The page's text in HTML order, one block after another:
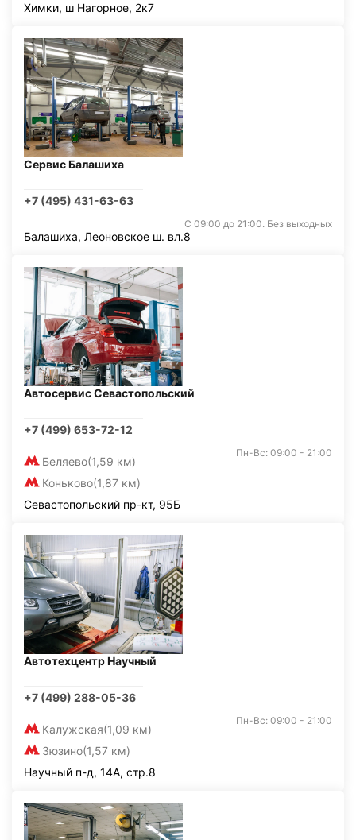
Химки, ш Нагорное, 2к7
Сервис Балашиха
+7 (495) 431-63-63
С 09:00 до 21:00. Без выходных
Балашиха, Леоновское ш. вл.8
Автосервис Севастопольский
+7 (499) 653-72-12
Беляево(1,59 км)
Коньково(1,87 км)
Пн-Вс: 09:00 - 21:00
Севастопольский пр-кт, 95Б
Автотехцентр Научный
+7 (499) 288-05-36
Калужская(1,09 км)
Зюзино(1,57 км)
Пн-Вс: 09:00 - 21:00
Научный п-д, 14А, стр.8